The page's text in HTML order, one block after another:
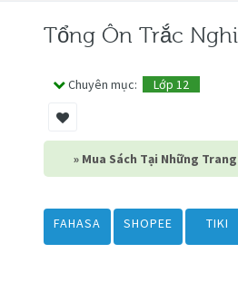
Tổng Ôn Trắc
Chuyên mục: Lớp 12
» Mua Sách Tại Những
FAHASA SHOPEE TIKI